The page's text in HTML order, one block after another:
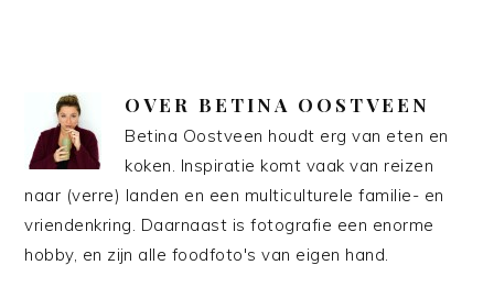
OVER BETINA OOSTVEEN
Betina Oostveen houdt erg van eten en
koken. Inspiratie komt vaak van reizen
naar (verre) landen en een multiculturele familie- en
vriendenkring. Daarnaast is fotografie een enorme
hobby, en zijn alle foodfoto's van eigen hand.